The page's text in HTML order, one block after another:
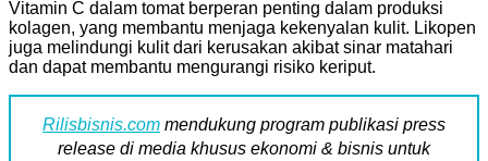
Vitamin C dalam tomat berperan penting dalam produksi
kolagen, yang membantu menjaga kekenyalan kulit. Likopen
juga melindungi kulit dari kerusakan akibat sinar matahari
dan dapat membantu mengurangi risiko keriput.
Rilisbisnis.com mendukung program publikasi press
release di media khusus ekonomi & bisnis untuk